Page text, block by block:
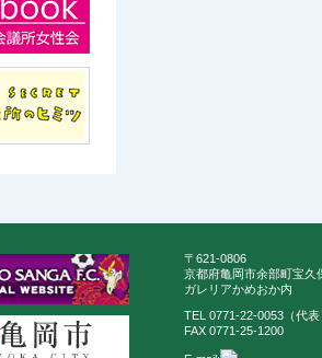
〒621-0806
京都府亀岡市余部町宝久
ガレリアかめおか内
TEL 0771-22-0053（代表
FAX 0771-25-1200